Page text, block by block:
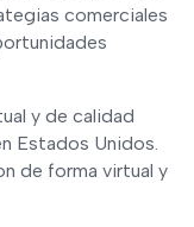
comerciales
y de calidad
Estados Unidos.
de forma virtual y